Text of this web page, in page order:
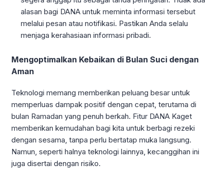
alasan bagi DANA untuk meminta informasi tersebut
melalui pesan atau notifikasi. Pastikan Anda selalu
menjaga kerahasiaan informasi pribadi.
Mengoptimalkan Kebaikan di Bulan Suci dengan
Aman
Teknologi memang memberikan peluang besar untuk
memperluas dampak positif dengan cepat, terutama di
bulan Ramadan yang penuh berkah. Fitur DANA Kaget
memberikan kemudahan bagi kita untuk berbagi rezeki
dengan sesama, tanpa perlu bertatap muka langsung.
Namun, seperti halnya teknologi lainnya, kecanggihan ini
juga disertai dengan risiko.